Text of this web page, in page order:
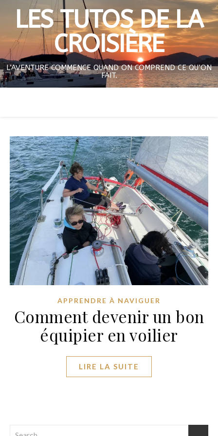
LES TUTOS DE LA
CROISIÈRE
L’AVENTURE COMMENCE QUAND ON COMPREND CE QU’ON
FAIT.
APPRENDRE À NAVIGUER
Comment devenir un bon
équipier en voilier
LIRE LA SUITE